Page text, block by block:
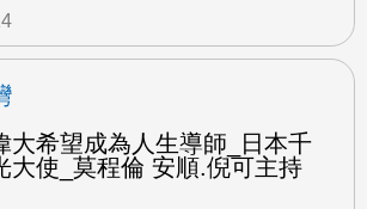
大希望成為人生導師_日本千
大使_莫程倫 安順.倪可主持